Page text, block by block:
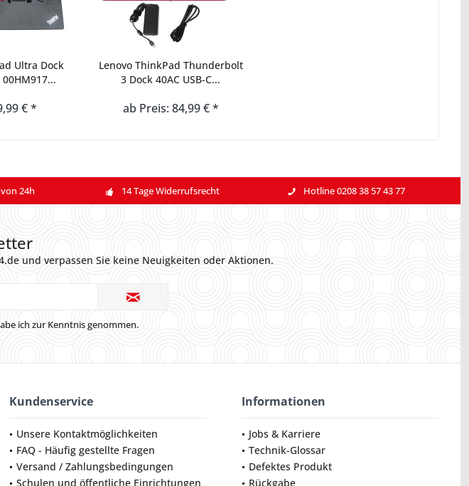
Ultra Dock
00HM917...
€ *
Lenovo ThinkPad Thunderbolt
3 Dock 40AC USB-C...
ab Preis: 84,99 € *
24h 14 Tage Widerrufsrecht Hotline 0208 38 57 43 77
und verpassen Sie keine Neuigkeiten oder Aktionen.
ich zur Kenntnis genommen.
Kundenservice
Unsere Kontaktmöglichkeiten
FAQ - Häufig gestellte Fragen
Versand / Zahlungsbedingungen
Schulen und öffentliche Einrichtungen
Informationen
Jobs & Karriere
Technik-Glossar
Defektes Produkt
Rückgabe